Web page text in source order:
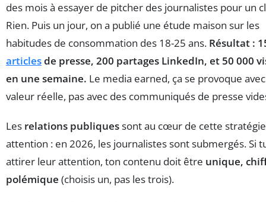
des mois à essayer de pitcher des journalistes pour un
Rien. Puis un jour, on a publié une étude maison sur les
habitudes de consommation des 18-25 ans. Résultat :
articlesde presse, 200 partages LinkedIn, et 50 000
en une semaine. Le media earned, ça se provoque
valeur réelle, pas avec des communiqués de presse
Les relations publiquessont au cœur de cette
attention : en 2026, les journalistes sont submergés. Si
attirer leur attention, ton contenu doit être unique,
polémique (choisis un, pas les trois).